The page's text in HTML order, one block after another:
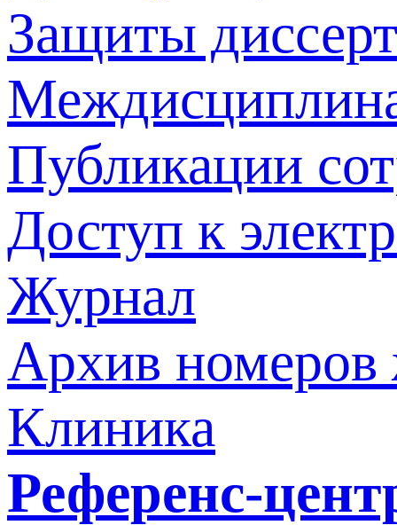
Защиты
Публикации
Доступ к
Журнал
Архив номеров
Клиника
Референс-